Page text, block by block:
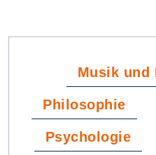
Musik und
Philosophie
Psychologie